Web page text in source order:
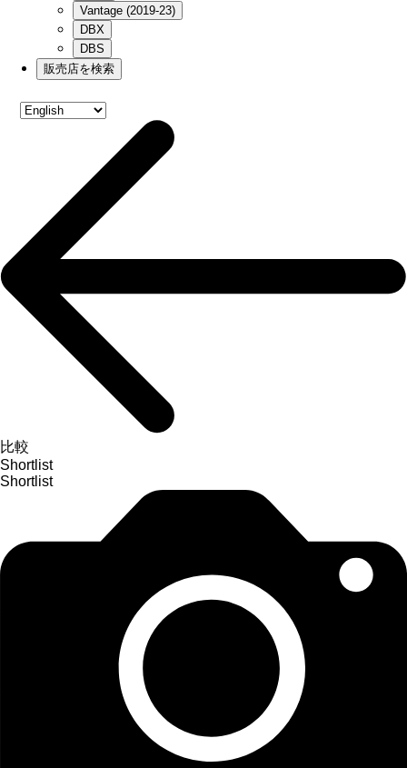
Vantage (2019-23)
DBX
DBS
販売店を検索
比較
Shortlist
Shortlist